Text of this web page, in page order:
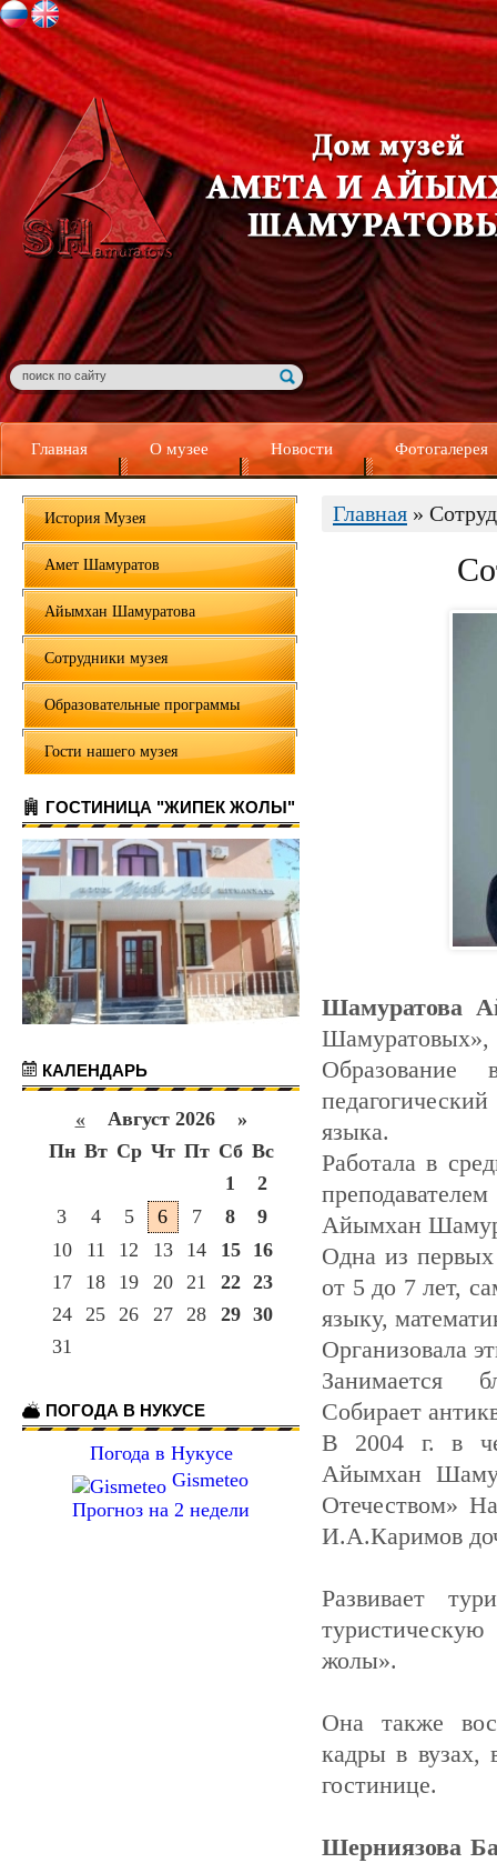
Главная О музее Новости Фотогалерея
История Музея
Амет Шамуратов
Айымхан Шамуратова
Сотрудники музея
Образовательные программы
Гости нашего музея
ГОСТИНИЦА "ЖИПЕК ЖОЛЫ"
КАЛЕНДАРЬ
« Август 2026 »
Пн Вт Ср Чт Пт Сб Вс
1
2
3
4 5 6 7 8
9
10
11 12 13 14 15
16
17
18 19 20 21 22 23
24
25 26 27 28 29 30
31
ПОГОДА В НУКУСЕ
Погода в Нукусе
Gismeteo
Прогноз на 2 недели
Главная »
Шамуратова
языка.
Работала в
Айымхан
Одна из первых
от 5 до 7 лет,
языку,
Организовала
Занимается
Собирает
В 2004 г. в
Айымхан
Отечеством»
И.А.Каримов
Развивает
жолы».
Она также
кадры в вузах,
гостинице.
Шерниязова